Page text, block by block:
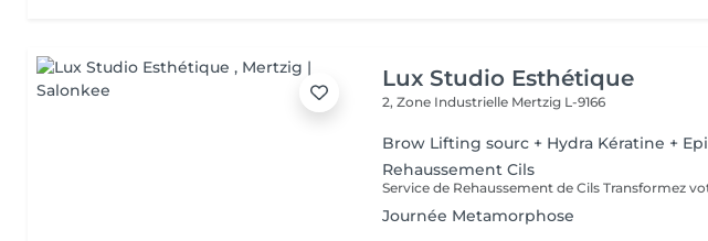
Lux Studio Esthétique
2, Zone Industrielle Mertzig L-9166
Brow Lifting sourc + Hydra Kératine + Epi
Rehaussement Cils
Journée Metamorphose